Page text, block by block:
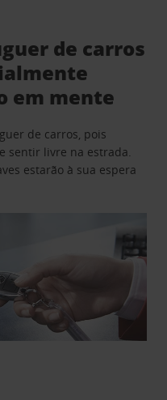
de carros
em mente
de carros, pois
sentir livre na estrada.
estarão à sua espera